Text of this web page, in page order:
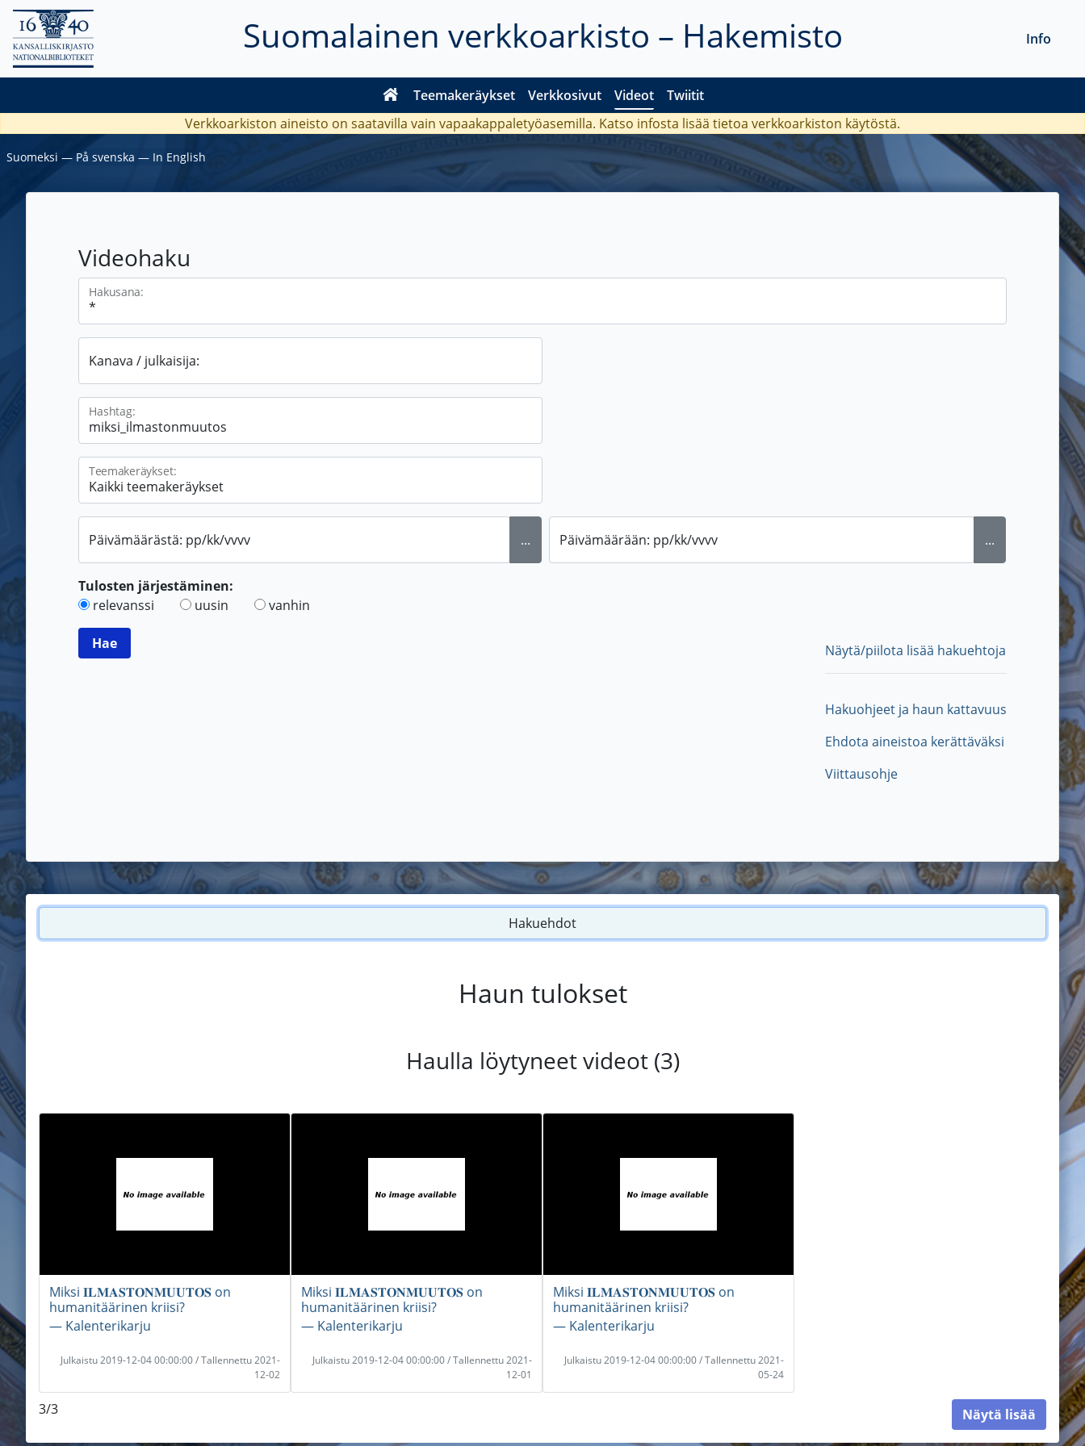
Suomalainen verkkoarkisto – Hakemisto
Teemakeräykset Verkkosivut Videot Twiitit
Info
Verkkoarkiston aineisto on saatavilla vain vapaakappaletyöasemilla. Katso infosta lisää tietoa verkkoarkiston käytöstä.
Suomeksi ― På svenska ― In English
Videohaku
Hakusana:
Kanava / julkaisija:
Hashtag:
Teemakeräykset:
Päivämäärästä: pp/kk/vvvv ... Päivämäärään: pp/kk/vvvv ...
Tulosten järjestäminen:
relevanssi
uusin vanhin
Näytä/piilota lisää hakuehtoja
Hakuohjeet ja haun kattavuus
Ehdota aineistoa kerättäväksi
Viittausohje
Hakuehdot
Haun tulokset
Haulla löytyneet videot (3)
Miksi 𝐈𝐋𝐌𝐀𝐒𝐓𝐎𝐍𝐌𝐔𝐔𝐓𝐎𝐒 on
humanitäärinen kriisi?
― Kalenterikarju
Julkaistu 2019-12-04 00:00:00 / Tallennettu 2021-
12-02
Miksi 𝐈𝐋𝐌𝐀𝐒𝐓𝐎𝐍𝐌𝐔𝐔𝐓𝐎𝐒 on
humanitäärinen kriisi?
― Kalenterikarju
Julkaistu 2019-12-04 00:00:00 / Tallennettu 2021-
12-01
Miksi 𝐈𝐋𝐌𝐀𝐒𝐓𝐎𝐍𝐌𝐔𝐔𝐓𝐎𝐒 on
humanitäärinen kriisi?
― Kalenterikarju
Julkaistu 2019-12-04 00:00:00 / Tallennettu 2021-
05-24
3/3 Näytä lisää